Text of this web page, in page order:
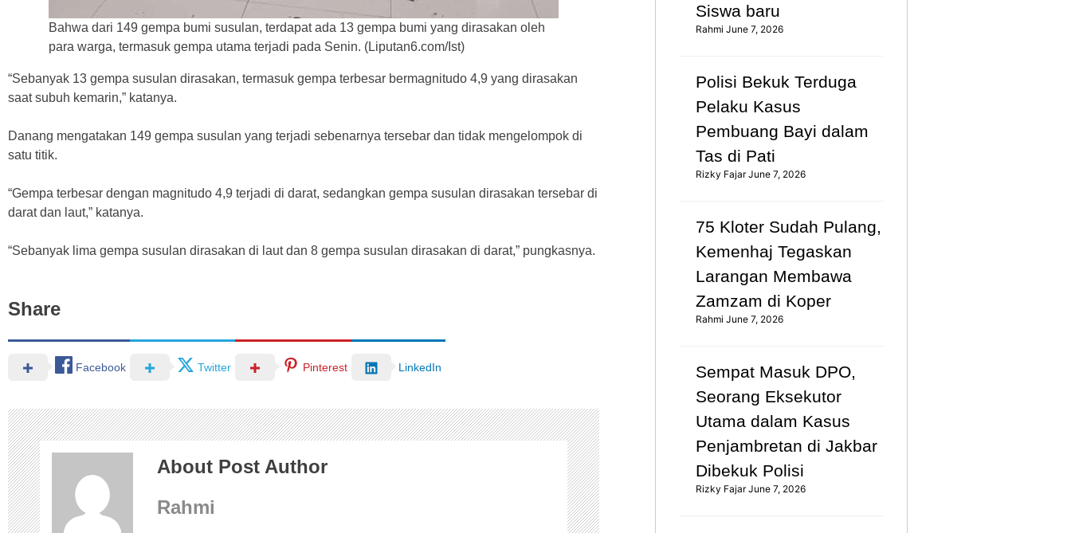
Bahwa dari 149 gempa bumi susulan, terdapat ada 13 gempa bumi yang dirasakan oleh
para warga, termasuk gempa utama terjadi pada Senin. (Liputan6.com/Ist)
“Sebanyak 13 gempa susulan dirasakan, termasuk gempa terbesar bermagnitudo 4,9 yang dirasakan
saat subuh kemarin,” katanya.
Danang mengatakan 149 gempa susulan yang terjadi sebenarnya tersebar dan tidak mengelompok di
satu titik.
“Gempa terbesar dengan magnitudo 4,9 terjadi di darat, sedangkan gempa susulan dirasakan tersebar di
darat dan laut,” katanya.
“Sebanyak lima gempa susulan dirasakan di laut dan 8 gempa susulan dirasakan di darat,” pungkasnya.
Share
Facebook Twitter Pinterest LinkedIn
About Post Author
Rahmi
Siswa baru
RahmiJune 7, 2026
Polisi Bekuk Terduga
Pelaku Kasus
Pembuang Bayi dalam
Tas di Pati
Rizky FajarJune 7, 2026
75 Kloter Sudah Pulang,
Kemenhaj Tegaskan
Larangan Membawa
Zamzam di Koper
RahmiJune 7, 2026
Sempat Masuk DPO,
Seorang Eksekutor
Utama dalam Kasus
Penjambretan di Jakbar
Dibekuk Polisi
Rizky FajarJune 7, 2026